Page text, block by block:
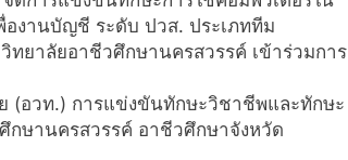
องานบัญชี ระดับ ปวส. ประเภททีม
ยาลัยอาชีวศึกษานครสวรรค์ เข้าร่วมการ
(อวท.) การแข่งขันทักษะวิชาชีพและทักษะ
ษานครสวรรค์ อาชีวศึกษาจังหวัด